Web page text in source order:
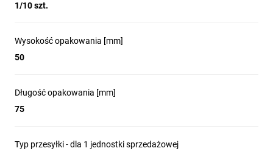
1/10 szt.
Wysokość opakowania [mm]
50
Długość opakowania [mm]
75
Typ przesyłki - dla 1 jednostki sprzedażowej